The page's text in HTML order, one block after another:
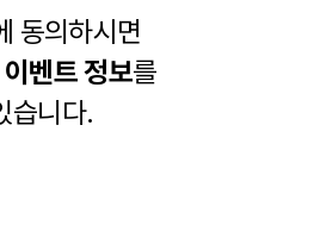
동의하시면
이벤트 정보를
습니다.